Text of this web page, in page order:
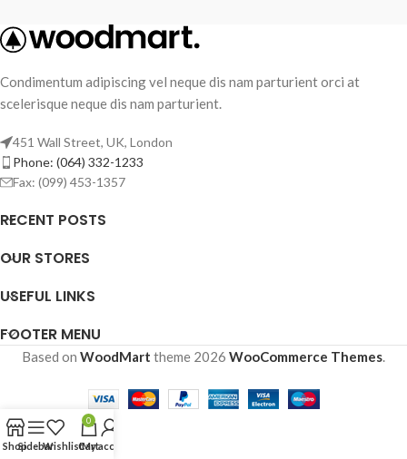
Condimentum adipiscing vel neque dis nam parturient orci at
scelerisque neque dis nam parturient.
451 Wall Street, UK, London
Phone: (064) 332-1233
Fax: (099) 453-1357
RECENT POSTS
OUR STORES
USEFUL LINKS
FOOTER MENU
Based on WoodMart theme 2026 WooCommerce Themes.
ShopSidebarWishlist
0
Cart
My account